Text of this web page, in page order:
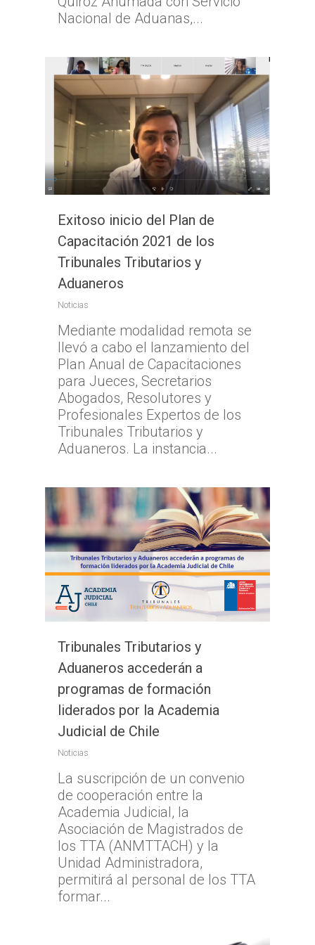
Nacional de Aduanas,...
Exitoso inicio del Plan de
Capacitación 2021 de los
Tribunales Tributarios y
Aduaneros
Noticias
Mediante modalidad remota se
llevó a cabo el lanzamiento del
Plan Anual de Capacitaciones
para Jueces, Secretarios
Abogados, Resolutores y
Profesionales Expertos de los
Tribunales Tributarios y
Aduaneros. La instancia...
Tribunales Tributarios y
Aduaneros accederán a
programas de formación
liderados por la Academia
Judicial de Chile
Noticias
La suscripción de un convenio
de cooperación entre la
Academia Judicial, la
Asociación de Magistrados de
los TTA (ANMTTACH) y la
Unidad Administradora,
permitirá al personal de los TTA
formar...
Inicio
TTA